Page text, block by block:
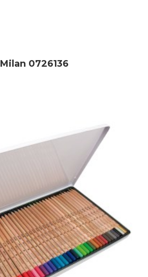
Milan 0726136